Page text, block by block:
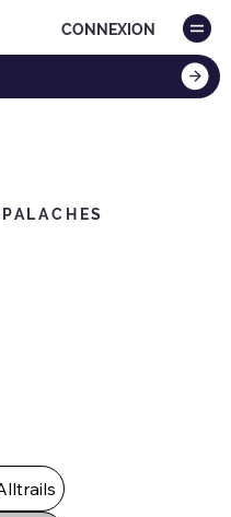
CONNEXION